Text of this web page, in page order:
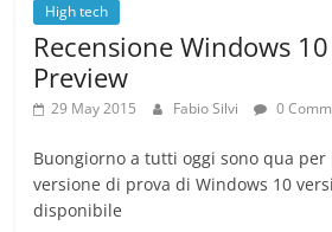
High tech
Recensione Windows
Preview
29 May 2015 Fabio Silvi 0
Buongiorno a tutti oggi sono qua
versione di prova di Windows 10
disponibile